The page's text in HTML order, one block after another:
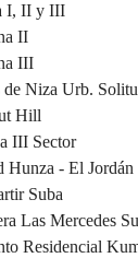
I, II y III
II
III
de Niza Urb.
Hill
III Sector
Hunza - El Jordán
Suba
Las Mercedes
Residencial